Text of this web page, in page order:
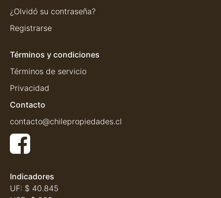
¿Olvidó su contraseña?
Registrarse
Términos y condiciones
Términos de servicio
Privacidad
Contacto
contacto@chilepropiedades.cl
Indicadores
UF: $ 40.845